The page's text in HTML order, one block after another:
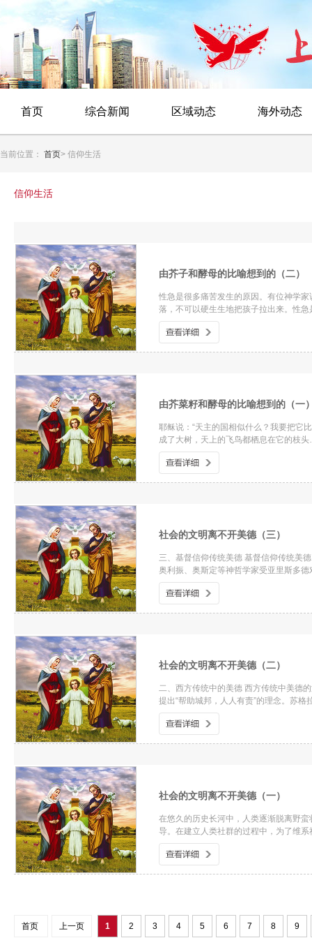
首页 综合新闻 区域动态 海外动态
当前位置： 首页> 信仰生活
信仰生活
由芥子和酵母的比喻想到的（二）
性急是很多痛苦发生的原因。有位神学
落，不可以硬生生地把孩子拉出来。性
由芥菜籽和酵母的比喻想到的（一
耶稣说：“天主的国相似什么？我要把它
成了大树，天上的飞鸟都栖息在它的枝
社会的文明离不开美德（三）
三、基督信仰传统美德 基督信仰传统美
奥利振、奥斯定等神哲学家受亚里斯多
社会的文明离不开美德（二）
二、西方传统中的美德 西方传统中美德
提出“帮助城邦，人人有责”的理念。苏格
社会的文明离不开美德（一）
在悠久的历史长河中，人类逐渐脱离野
导。在建立人类社群的过程中，为了维
首页 上一页 1 2 3 4 5 6 7 8 9